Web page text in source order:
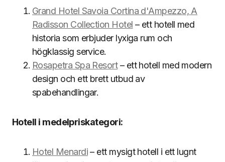
Grand Hotel Savoia Cortina d'Ampezzo, A
Radisson Collection Hotel – ett hotell med
historia som erbjuder lyxiga rum och
högklassig service.
Rosapetra Spa Resort– ett hotell med modern
design och ett brett utbud av
spabehandlingar.
Hotell i medelpriskategori:
Hotel Menardi– ett mysigt hotell i ett lugnt